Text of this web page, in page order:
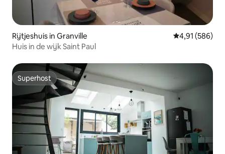
Rijtjeshuis in Granville Gemiddelde
4,91 (586)
Huis in de wijk Saint Paul
Superhost
Superhost